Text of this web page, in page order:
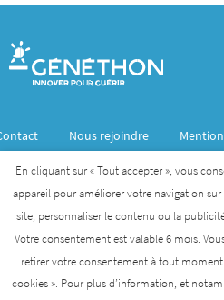
Nous rejoindre
Généthon est membre de
des maladies rares créé par
AFM-TÉLÉTHON INSTITUT DES
En cliquant sur « Tout accepter », vous
appareil pour améliorer votre navigation
site, personnaliser le contenu ou la
Votre consentement est valable 6 mois.
retirer votre consentement à tout
cookies ». Pour plus d’information, et